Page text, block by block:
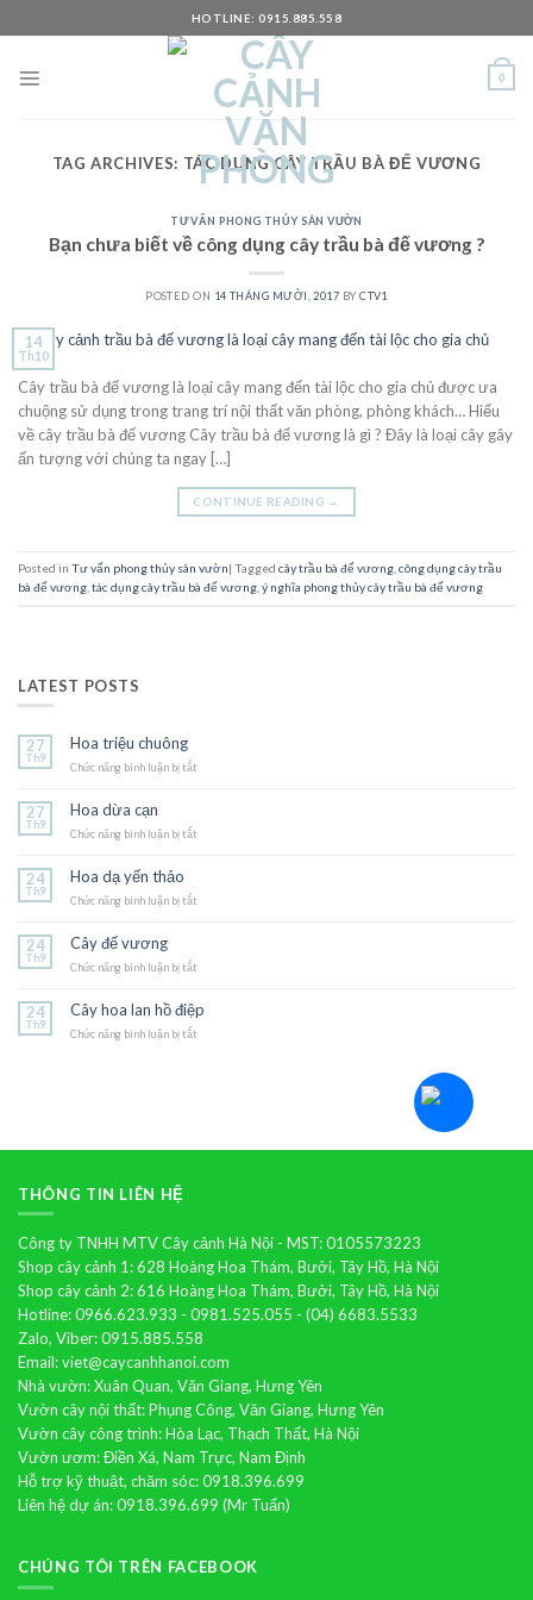
to
HOTLINE: 0915.885.558
0
TAG ARCHIVES: TÁC DỤNG CÂY TRẦU BÀ ĐẾ VƯƠNG
TƯ VẤN PHONG THỦY SÂN VƯỜN
Bạn chưa biết về công dụng cây trầu bà đế vương ?
POSTED ON 14 THÁNG MƯỜI, 2017 BYCTV1
14
Th10
Cây trầu bà đế vương là loại cây mang đến tài lộc cho gia chủ được ưa
chuộng sử dụng trong trang trí nội thất văn phòng, phòng khách… Hiểu
về cây trầu bà đế vương Cây trầu bà đế vương là gì ? Đây là loại cây gây
ấn tượng với chúng ta ngay […]
CONTINUE READING →
Posted in Tư vấn phong thủy sân vườn| Tagged cây trầu bà đế vương,công dụng cây trầu
bà đế vương,tác dụng cây trầu bà đế vương,ý nghĩa phong thủy cây trầu bà đế vương
LATEST POSTS
27
Th9
Hoa triệu chuông
Chức năng bình luận bị tắt
27
Th9
Hoa dừa cạn
Chức năng bình luận bị tắt
24
Th9
Hoa dạ yến thảo
Chức năng bình luận bị tắt
24
Th9
Cây đế vương
Chức năng bình luận bị tắt
vương
24
Th9
Cây hoa lan hồ điệp
Chức năng bình luận bị tắt
THÔNG TIN LIÊN HỆ
Công ty TNHH MTV Cây cảnh Hà Nội - MST: 0105573223
Shop cây cảnh 1: 628 Hoàng Hoa Thám, Bưởi, Tây Hồ, Hà Nội
Shop cây cảnh 2: 616 Hoàng Hoa Thám, Bưởi, Tây Hồ, Hà Nội
Hotline: 0966.623.933 - 0981.525.055 - (04) 6683.5533
Zalo, Viber: 0915.885.558
Email: viet@caycanhhanoi.com
Nhà vườn: Xuân Quan, Văn Giang, Hưng Yên
Vườn cây nội thất: Phụng Công, Văn Giang, Hưng Yên
Vườn cây công trình: Hòa Lạc, Thạch Thất, Hà Nội
Vườn ươm: Điền Xá, Nam Trực, Nam Định
Hỗ trợ kỹ thuật, chăm sóc: 0918.396.699
Liên hệ dự án: 0918.396.699 (Mr Tuấn)
CHÚNG TÔI TRÊN FACEBOOK